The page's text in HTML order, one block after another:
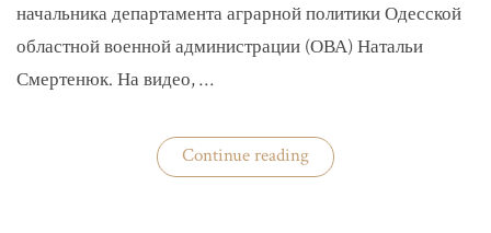
начальника департамента аграрной политики Одесской
областной военной администрации (ОВА) Натальи
Смертенюк. На видео, …
Continue reading«Одесская
чиновница